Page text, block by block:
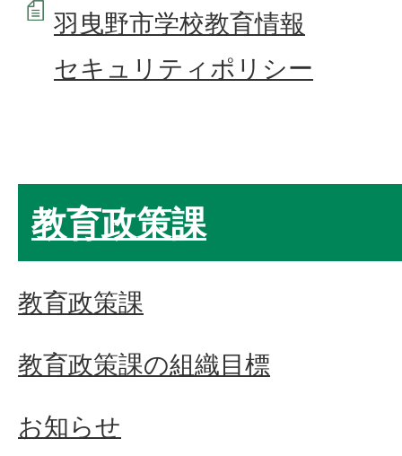
羽曳野市学校教育情報
セキュリティポリシー
教育政策課
教育政策課
教育政策課の組織目標
お知らせ